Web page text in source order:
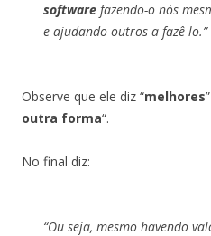
software fazendo-o nós
e ajudando outros a fazê-lo.”
Observe que ele diz “melhores
outra forma“.
No final diz:
“Ou seja, mesmo havendo